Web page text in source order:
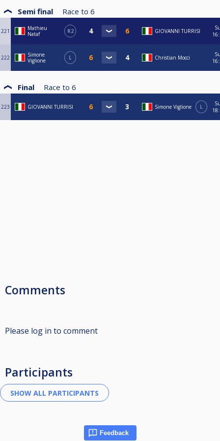
Semi final Race to 6
221
Mathieu
Nataf
R2 GIOVANNI TURRISI
222
Simone
Viglione
L Christian Mocci
Final Race to 6
223 GIOVANNI TURRISI Simone Viglione L
Comments
Please log in to comment
Participants
Feedback